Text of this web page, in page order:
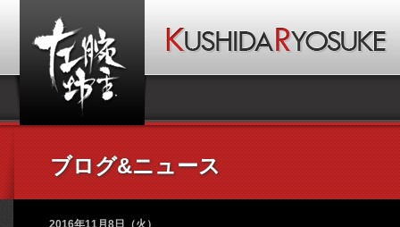
ブログ&ニュース
2016年11月8日（火）